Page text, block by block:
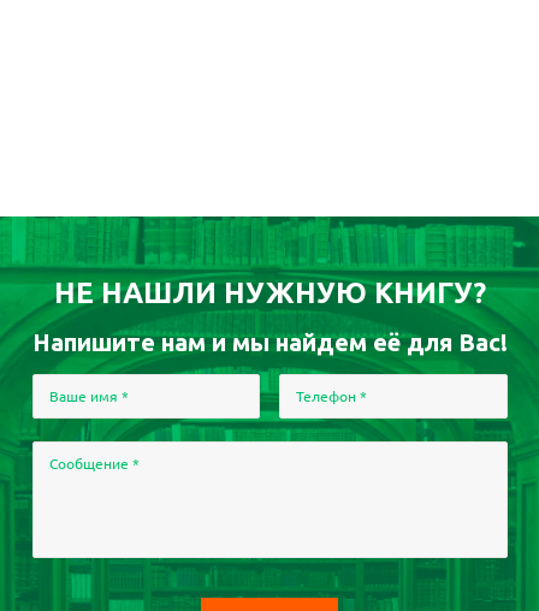
НЕ НАШЛИ НУЖНУЮ КНИГУ?
Напишите нам и мы найдем её для Вас!
Ваше имя * Телефон *
Сообщение *